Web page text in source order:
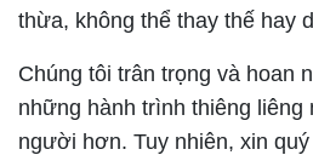
thừa, không thể thay thế hay
Chúng tôi trân trọng và hoan
những hành trình thiêng liêng
người hơn. Tuy nhiên, xin